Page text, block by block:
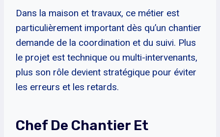
Dans la maison et travaux, ce métier est
particulièrement important dès qu’un chantier
demande de la coordination et du suivi. Plus
le projet est technique ou multi-intervenants,
plus son rôle devient stratégique pour éviter
les erreurs et les retards.
Chef De Chantier Et